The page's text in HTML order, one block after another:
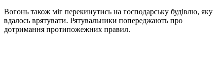
Вогонь також міг перекинутись на господарську будівлю, яку
вдалось врятувати. Рятувальники попереджають про
дотримання протипожежних правил.